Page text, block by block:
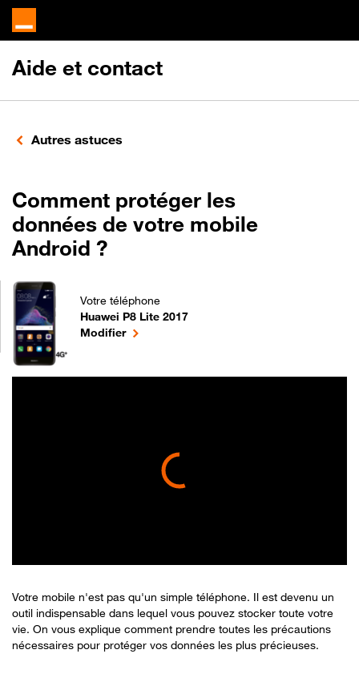
Aide et contact
Autres astuces
Comment protéger les
données de votre mobile
Android ?
Votre téléphone
Huawei P8 Lite 2017
Comment protéger les données de votre mobile
Modifierle téléphone sélectionné
Votre mobile n'est pas qu'un simple téléphone. Il est devenu un
outil indispensable dans lequel vous pouvez stocker toute votre
vie. On vous explique comment prendre toutes les précautions
nécessaires pour protéger vos données les plus précieuses.